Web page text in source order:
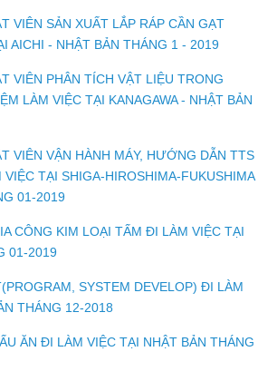
VIÊN SẢN XUẤT LẮP RÁP CẦN GẠT
AICHI - NHẬT BẢN THÁNG 1 - 2019
VIÊN PHÂN TÍCH VẬT LIỆU TRONG
LÀM VIỆC TẠI KANAGAWA - NHẬT BẢN
VIÊN VẬN HÀNH MÁY, HƯỚNG DẪN TTS
TẠI SHIGA-HIROSHIMA-FUKUSHIMA
01-2019
CÔNG KIM LOẠI TẤM ĐI LÀM VIỆC TẠI
01-2019
SYSTEM DEVELOP) ĐI LÀM
THÁNG 12-2018
ĂN ĐI LÀM VIỆC TẠI NHẬT BẢN THÁNG